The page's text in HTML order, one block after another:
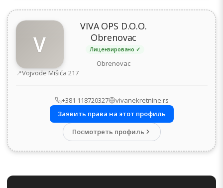
V
VIVA OPS D.O.O.
Obrenovac
Лицензировано ✓
Obrenovac
Адрес
Vojvode Mišića 217
+381 118720327
vivanekretnine.rs
Заявить права на этот профиль
Посмотреть профиль